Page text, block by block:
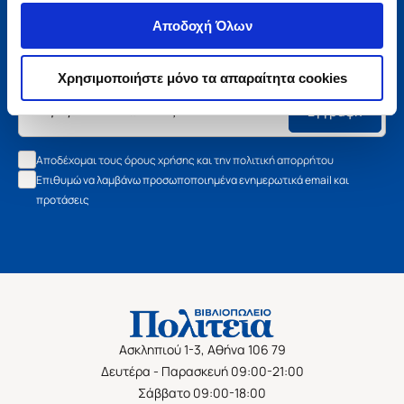
Αποδοχή Όλων
Χρησιμοποιήστε μόνο τα απαραίτητα cookies
Μάθετε τα νέα της Πολιτείας
Εγγραφείτε στο newsletter μας και μάθετε πρώτοι όλα τα
νέα βιβλία, τις εξαιρετικές τιμές και τις εκδηλώσεις μας.
Εγγραφή
Αποδέχομαι τους όρους χρήσης και την πολιτική απορρήτου
Επιθυμώ να λαμβάνω προσωποποιημένα ενημερωτικά email και
προτάσεις
Ασκληπιού 1-3, Αθήνα 106 79
Δευτέρα - Παρασκευή 09:00-21:00
Σάββατο 09:00-18:00